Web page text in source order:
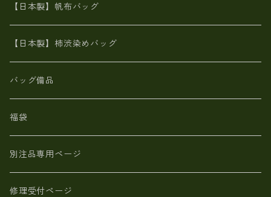
栃木レザー 【日本製】メンズ 財布
革小物・財布【日本製】メンズ レディース
【日本製】メンズ 財布 アザラシ革(シールスキン)
【日本製】帆布バッグ
【日本製】柿渋染めバッグ
バッグ備品
福袋
別注品専用ページ
修理受付ページ